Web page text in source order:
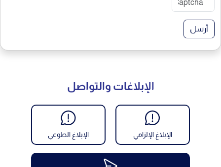
أرسل
الإبلاغات والتواصل
الإبلاغ الإلزامي الإبلاغ الطوعي